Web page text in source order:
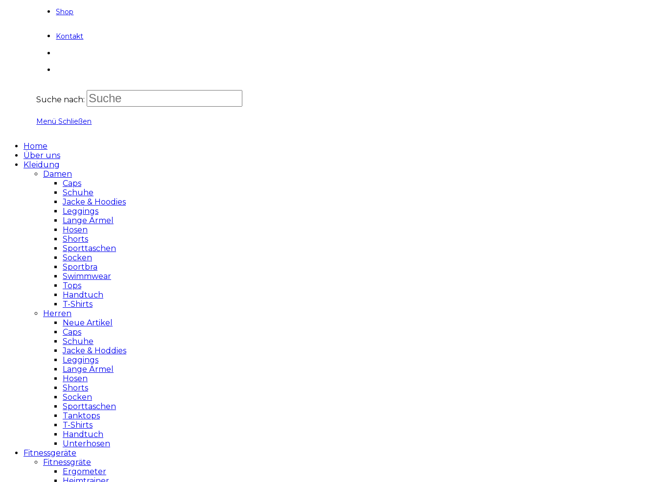
Shop
Kontakt
Suche nach:
Menü Schließen
Home
Über uns
Kleidung
Damen
Caps
Schuhe
Jacke & Hoodies
Leggings
Lange Ärmel
Hosen
Shorts
Sporttaschen
Socken
Sportbra
Swimmwear
Tops
Handtuch
T-Shirts
Herren
Neue Artikel
Caps
Schuhe
Jacke & Hoddies
Leggings
Lange Ärmel
Hosen
Shorts
Socken
Sporttaschen
Tanktops
T-Shirts
Handtuch
Unterhosen
Fitnessgeräte
Fitnessgräte
Ergometer